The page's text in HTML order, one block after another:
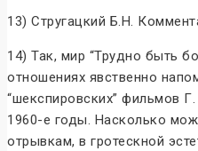
13) Стругацкий Б.Н.
14) Так, мир “Трудно быть
отношениях явственно
“шекспировских” фильмов
1960-е годы. Насколько
отрывкам, в гротескной